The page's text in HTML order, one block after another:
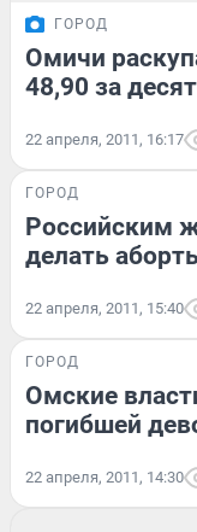
ГОРОД
Омичи
48,90 за
22 апреля, 2011, 16:17
ГОРОД
Российским
делать
22 апреля, 2011, 15:40
ГОРОД
Омские
погибшей
22 апреля, 2011, 14:30